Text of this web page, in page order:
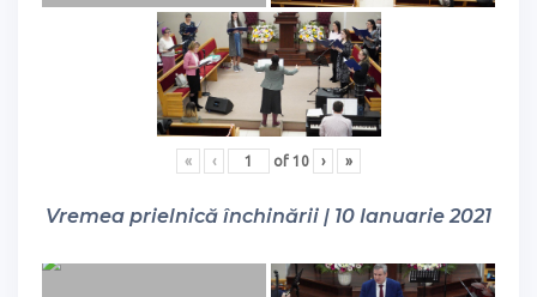
« ‹ of 10 › »
Vremea prielnică închinării | 10 Ianuarie 2021